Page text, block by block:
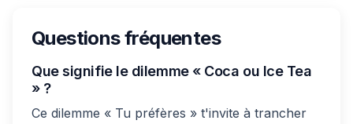
Questions fréquentes
Que signifie le dilemme « Coca ou Ice Tea
» ?
Ce dilemme « Tu préfères » t'invite à trancher